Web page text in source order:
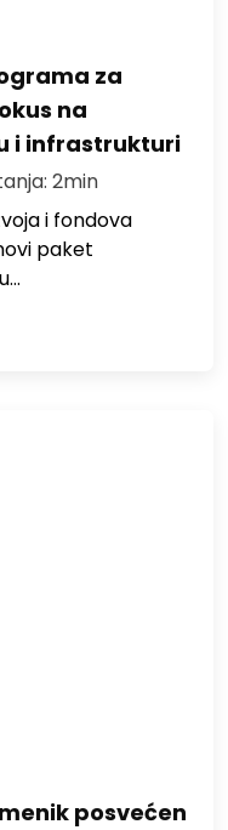
za
na
i infrastrukturi
2min
i fondova
paket
posvećen